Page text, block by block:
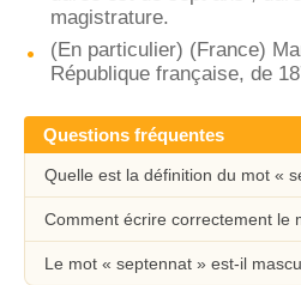
magistrature.
(En particulier) (France)
République française, de
Questions fréquentes
Quelle est la définition du mot «
Comment écrire correctement le
Le mot « septennat » est-il